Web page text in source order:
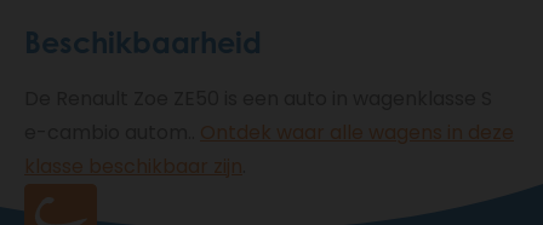
Beschikbaarheid
Ontdek waar alle wagens in deze
klasse beschikbaar zijn